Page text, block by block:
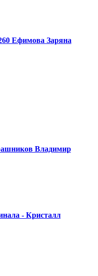
Ефимова Заряна
Владимир
- Кристалл